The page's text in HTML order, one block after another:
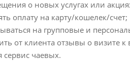
о новых услугах или
оплату на карту/кошелек/счет;
на групповые и
от клиента отзывы о визите к
чаевых.